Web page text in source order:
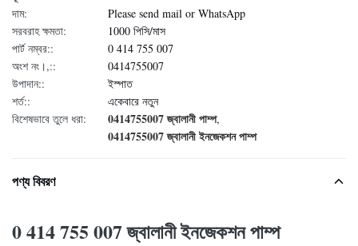
দাম:
Please send mail or WhatsApp
সরবরাহ ক্ষমতা:
1000 পিসি/মাস
পার্ট নম্বর::
0 414 755 007
অংশ নং।,::
0414755007
উপাদান::
ইস্পাত
শর্ত::
একেবারে নতুন
বিশেষভাবে তুলে ধরা:
0414755007 জ্বালানী পাম্প,
0414755007 জ্বালানী ইনজেকশন পাম্প
পণ্য বিবরণ
0 414 755 007 জ্বালানী ইনজেকশন পাম্প